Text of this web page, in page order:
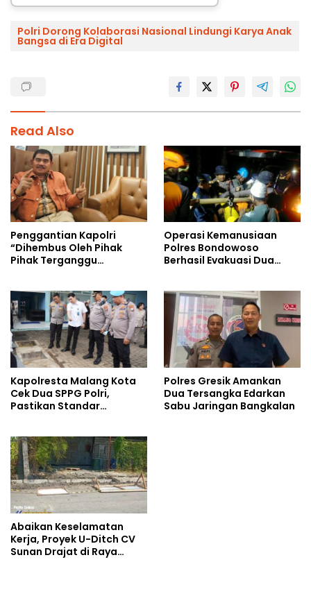
Polri Dorong Kolaborasi Nasional Lindungi Karya Anak
Bangsa di Era Digital
Read Also
Penggantian Kapolri
“Dihembus Oleh Pihak
Pihak Terganggu
Operasi Kemanusiaan
Polres Bondowoso
Berhasil Evakuasi Dua
Kapolresta Malang Kota
Cek Dua SPPG Polri,
Pastikan Standar
Berjalan Optimal
Polres Gresik Amankan
Dua Tersangka Edarkan
Sabu Jaringan Bangkalan
Abaikan Keselamatan
Kerja, Proyek U-Ditch CV
Sunan Drajat di Raya